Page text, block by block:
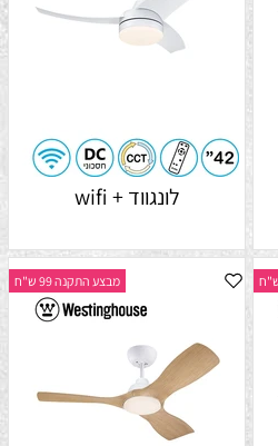
לונגווד + wifi
מבצע התקנה 99 ש"ח